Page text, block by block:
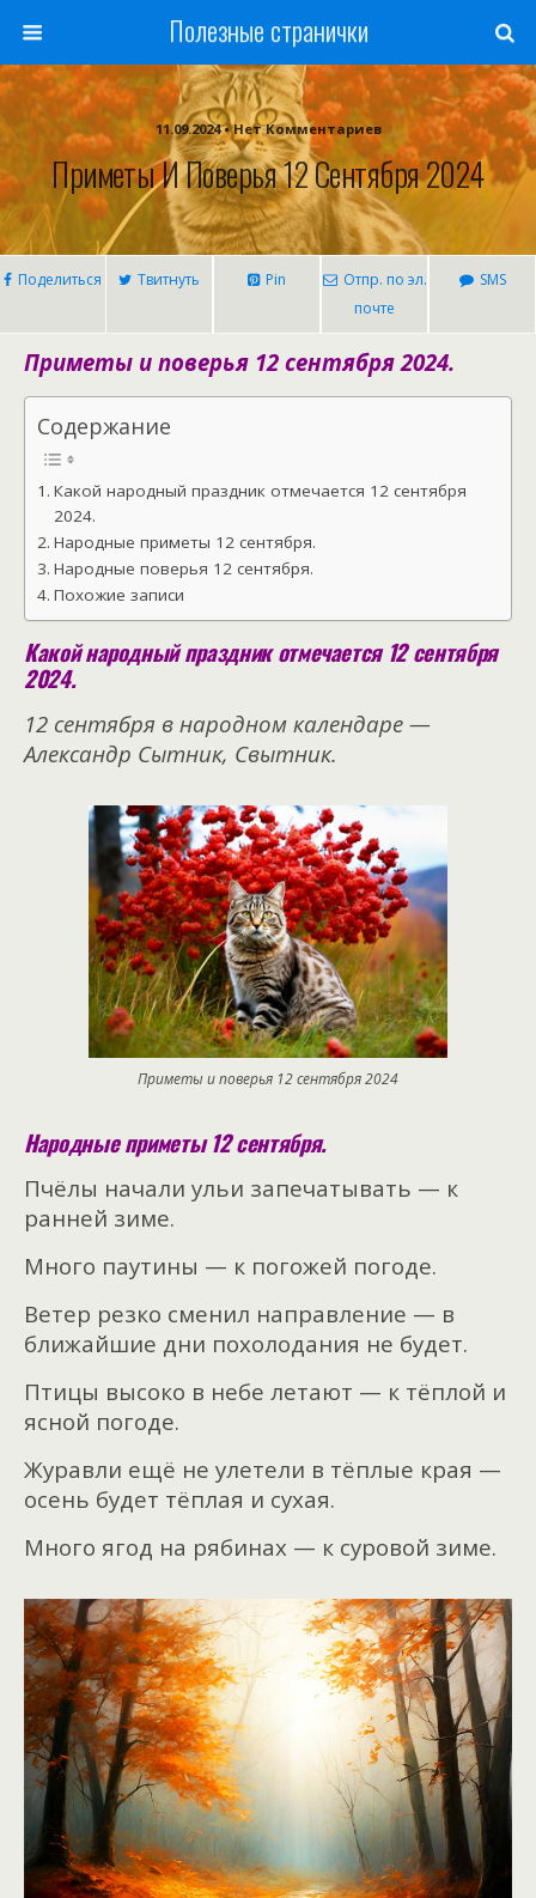
Полезные странички
11.09.2024 • Нет Комментариев
Приметы И Поверья 12 Сентября 2024
Поделиться Твитнуть Pin
Отпр. по эл.
почте
SMS
Приметы и поверья 12 сентября 2024.
Содержание
Какой народный праздник отмечается 12 сентября
2024.
Народные приметы 12 сентября.
Народные поверья 12 сентября.
Похожие записи
Какой народный праздник отмечается 12 сентября
2024.
12 сентября в народном календаре —
Александр Сытник, Свытник.
Приметы и поверья 12 сентября 2024
Народные приметы 12 сентября.
Пчёлы начали ульи запечатывать — к
ранней зиме.
Много паутины — к погожей погоде.
Ветер резко сменил направление — в
ближайшие дни похолодания не будет.
Птицы высоко в небе летают — к тёплой и
ясной погоде.
Журавли ещё не улетели в тёплые края —
осень будет тёплая и сухая.
Много ягод на рябинах — к суровой зиме.